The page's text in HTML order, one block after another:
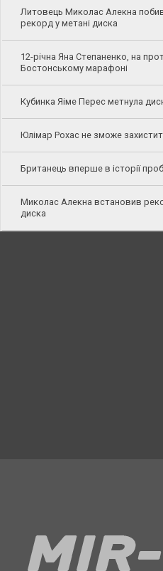
Литовець Миколас Алекна
рекорд у метані диска
12-річна Яна Степаненко, на
Бостонському марафоні
Кубинка Яіме Перес метнула
Юлімар Рохас не зможе
Британець вперше в історії
Миколас Алекна встановив
диска